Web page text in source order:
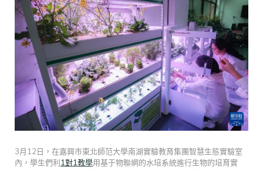
3月12日，在嘉興市東北師范大學南湖實驗教育集團智慧生態實驗室
內，學生們利1對1教學用基于物聯網的水培系統進行生物的培育實